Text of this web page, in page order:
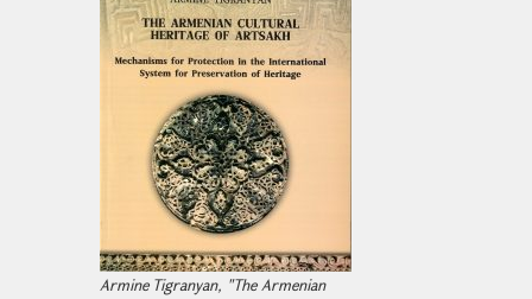
Armine Tigranyan, "The Armenian